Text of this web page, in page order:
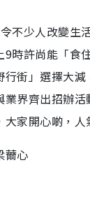
不少人改變生
9時許尚能「食
行街」選擇大
業界齊出招辦
家開心啲，人
薾心